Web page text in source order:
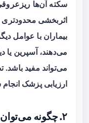
سکته آن‌ها
اثربخشی محدودتری
بیماران با عوامل
می‌دهند، آسپرین یا
می‌تواند مفید
ارزیابی پزشک
۲. چگونه